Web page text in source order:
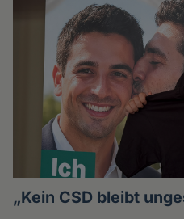
„Kein CSD bleibt